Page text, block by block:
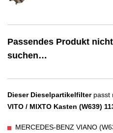
Passendes Produkt
suchen…
Dieser Dieselpartikelfilterpasst
VITO / MIXTO Kasten (W639)
MERCEDES-BENZ VIANO